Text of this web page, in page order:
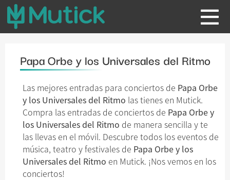
Papa Orbe y los Universales del Ritmo
Las mejores entradas para conciertos de Papa Orbe
y los Universales del Ritmo las tienes en Mutick.
Compra las entradas de conciertos de Papa Orbe y
los Universales del Ritmo de manera sencilla y te
las llevas en el móvil. Descubre todos los eventos de
música, teatro y festivales de Papa Orbe y los
Universales del Ritmo en Mutick. ¡Nos vemos en los
conciertos!